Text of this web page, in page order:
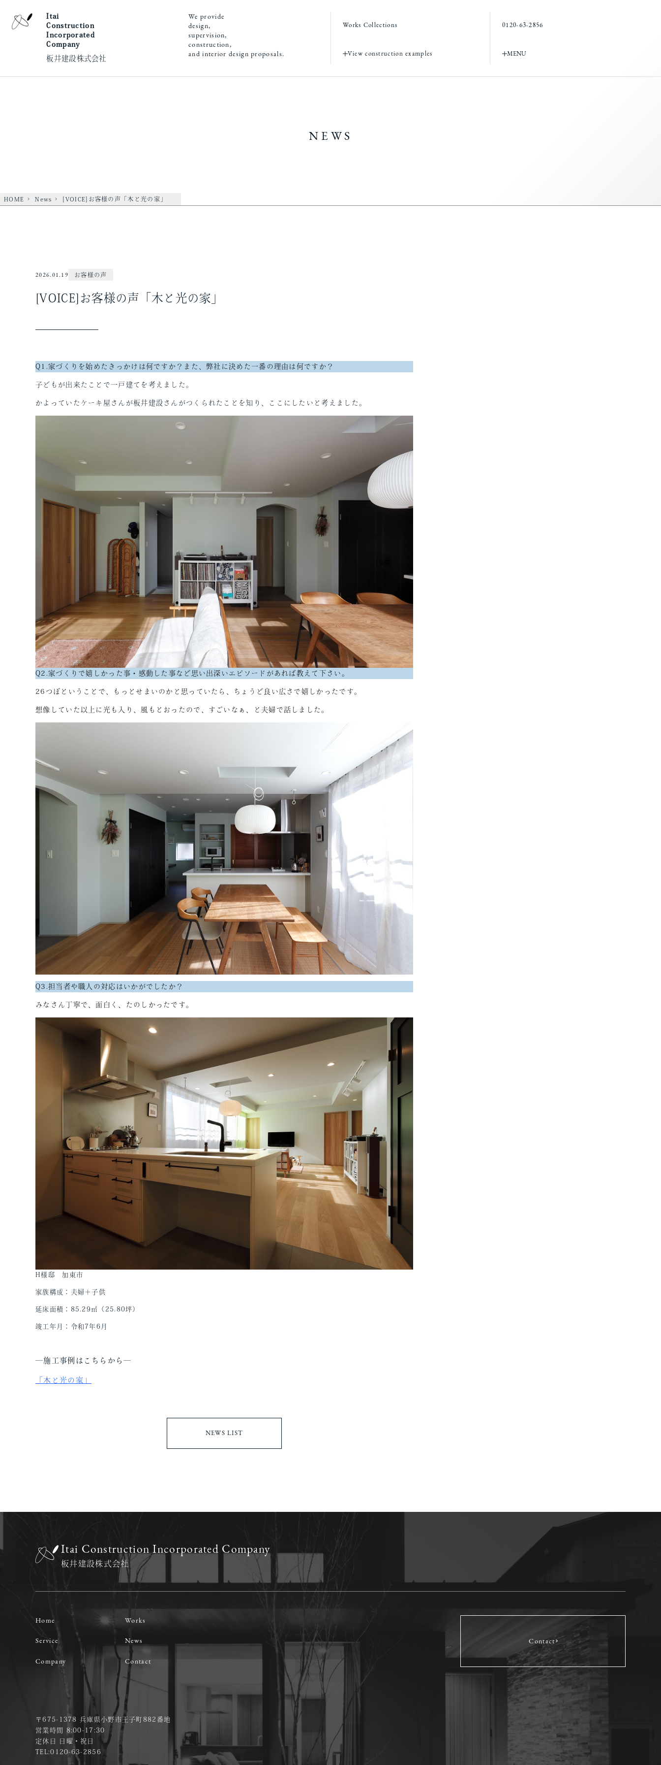
Itai
Construction
Incorporated
Company
板井建設株式会社
We provide
design,
supervision,
construction,
and interior design proposals.
Works Collections
View construction examples
0120-63-2856
MENU
NEWS
HOME News [VOICE]お客様の声「木と光の家」
2026.01.19 お客様の声
[VOICE]お客様の声「木と光の家」
Q1.家づくりを始めたきっかけは何ですか？また、弊社に決めた一番の理由は何ですか？
子どもが出来たことで一戸建てを考えました。
かよっていたケーキ屋さんが板井建設さんがつくられたことを知り、ここにしたいと考えました。
Q2.家づくりで嬉しかった事・感動した事など思い出深いエピソードがあれば教えて下さい。
26つぼということで、もっとせまいのかと思っていたら、ちょうど良い広さで嬉しかったです。
想像していた以上に光も入り、風もとおったので、すごいなぁ、と夫婦で話しました。
Q3.担当者や職人の対応はいかがでしたか？
みなさん丁寧で、面白く、たのしかったです。
H様邸 加東市
家族構成：夫婦＋子供
延床面積：85.29㎡（25.80坪）
竣工年月：令和7年6月
―施工事例はこちらから―
「木と光の家」
NEWS LIST
Itai Construction Incorporated Company
板井建設株式会社
Home
Service
Company
Works
News
Contact
Contact
〒675-1378 兵庫県小野市王子町882番地
営業時間 8:00-17:30
定休日 日曜・祝日
TEL:0120-63-2856